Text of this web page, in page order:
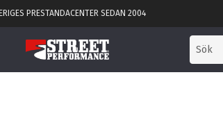
PRESTANDACENTER SEDAN 2004